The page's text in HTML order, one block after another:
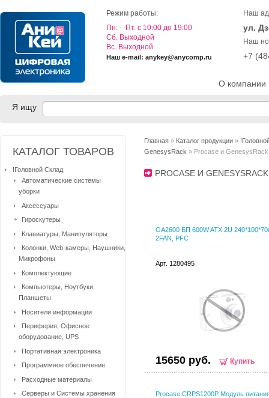
О компании
Режим работы:
Пн. - Пт. с 10:00 до 19:00
Cб. Выходной
Вс. Выходной
Наш e-mail: anykey@anycomp.ru
Наш
ул.
Наш
+7
Я ищу
Главная » Каталог продукции »
GenesysRack » Procase и GenesysRack
PROCASE И
GA2600 БП 600W ATX 2U
2FAN, PFC
Арт. 1280495
15650 руб. Купить
Procase CRPS1200P Модуль
КАТАЛОГ ТОВАРОВ
!Головной Склад
Автоматические системы
уборки
Аксессуары
Гироскутеры
Клавиатуры, Манипуляторы
Колонки, Web-камеры, Наушники,
Микрофоны
Комплектующие
Компьютеры, Ноутбуки,
Планшеты
Носители информации
Периферия, Офисное
оборудование, UPS
Портативная электроника
Программное обеспечение
Расходные материалы
Серверы и Системы хранения